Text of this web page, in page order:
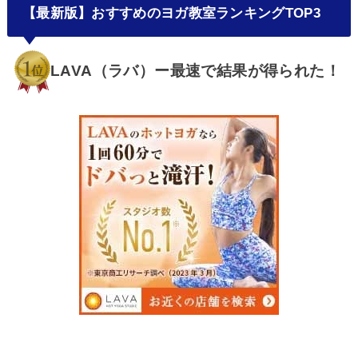
【最新版】おすすめのヨガ教室ランキングTOP3
LAVA（ラバ）ー最速で結果が得られた！